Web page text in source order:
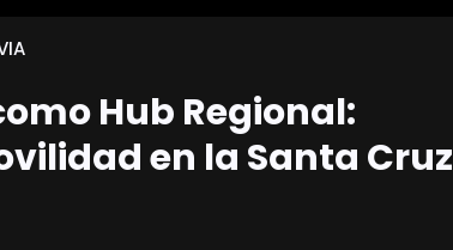
Hub Regional:
en la Santa Cruz